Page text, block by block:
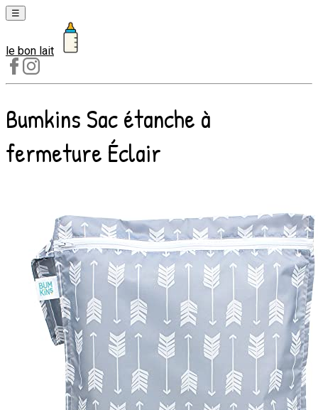
☰
Laits
1er
âge
Laits
2e
âge
le bon lait
Bumkins Sac étanche à
fermeture Éclair